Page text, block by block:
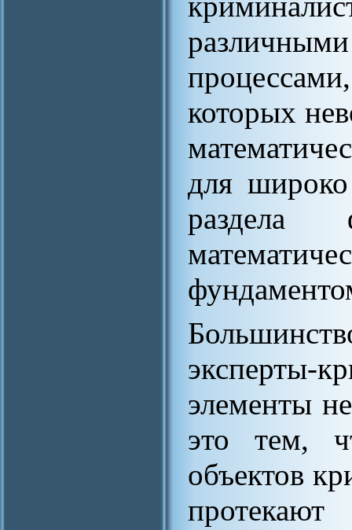
которых
для широко
раздела
элементы
это тем,
объектов